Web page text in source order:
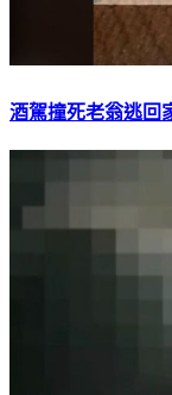
酒駕撞死老翁逃回